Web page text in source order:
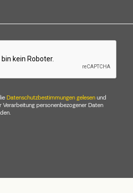
Datenschutzbestimmungen gelesenund
Verarbeitung personenbezogener Daten